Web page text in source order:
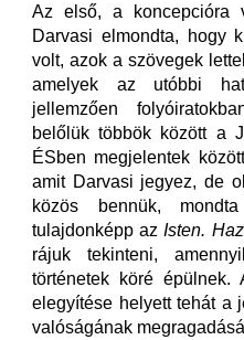
Az első, a koncepcióra
Darvasi elmondta, hogy
volt, azok a szövegek
amelyek az utóbbi
jellemzően
belőlük többök között a
ÉSben megjelentek
amit Darvasi jegyez, de
közös bennük,
tulajdonképp azIsten.
rájuk tekinteni,
történetek köré
elegyítése helyett tehát a
valóságának